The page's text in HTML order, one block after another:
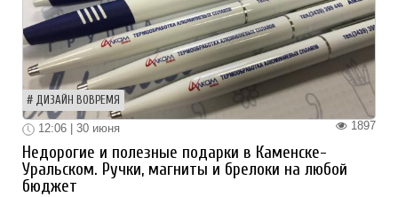
ДИЗАЙН ВОВРЕМЯ
1897
12:06 | 30 июня
Недорогие и полезные подарки в Каменске-
Уральском. Ручки, магниты и брелоки на любой
бюджет